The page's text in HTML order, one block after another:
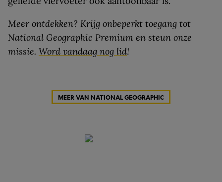
Meer ontdekken? Krijg onbeperkt toegang tot
National Geographic Premium en steun onze
missie. Word vandaag nog lid!
MEER VAN NATIONAL GEOGRAPHIC